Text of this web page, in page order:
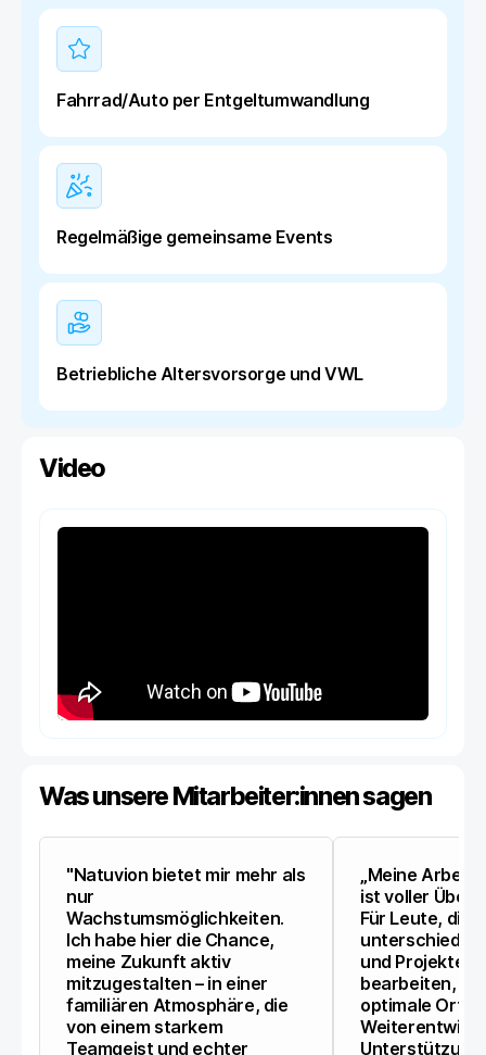
Fahrrad/Auto per Entgeltumwandlung
Regelmäßige gemeinsame Events
Betriebliche Altersvorsorge und VWL
Video
Was unsere Mitarbeiter:innen sagen
"Natuvion bietet mir mehr als
nur
Wachstumsmöglichkeiten.
Ich habe hier die Chance,
meine Zukunft aktiv
mitzugestalten – in einer
familiären Atmosphäre, die
von einem starkem
Teamgeist und echter
„Meine Arbeit
ist voller
Für Leute, die
und Projekte
bearbeiten, ist
optimale Ort
Unterstützung